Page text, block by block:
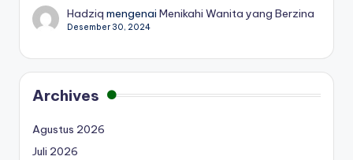
Hadziq mengenaiMenikahi Wanita yang Berzina
Desember 30, 2024
Archives
Agustus 2026
Juli 2026